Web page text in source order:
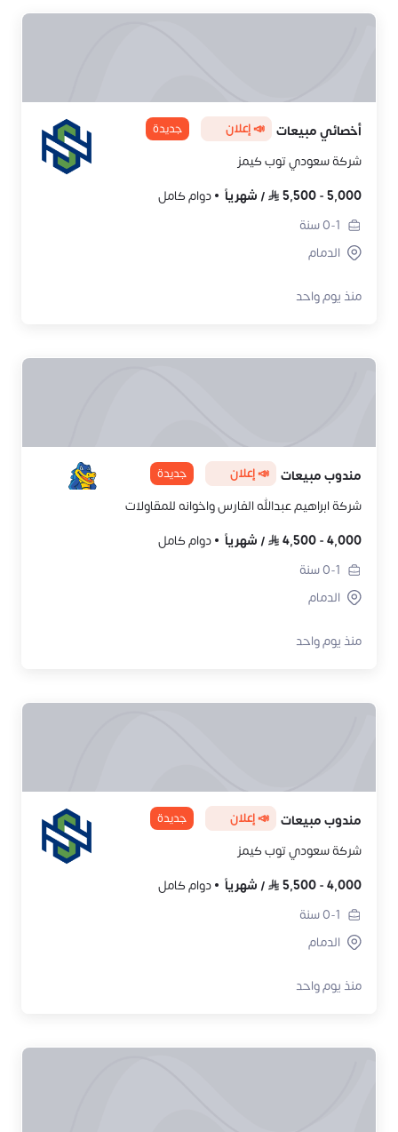
أخصائي مبيعات 📣 إعلان جديدة
شركة سعودي توب كيمز
5,000
-
5,500
/ شهرياً
دوام كامل
0-1سنة
الدمام
منذ يوم واحد
مندوب مبيعات 📣 إعلان جديدة
شركة ابراهيم عبدالله الفارس واخوانه للمقاولات
4,000
-
4,500
/ شهرياً
دوام كامل
0-1سنة
الدمام
منذ يوم واحد
مندوب مبيعات 📣 إعلان جديدة
شركة سعودي توب كيمز
4,000
-
5,500
/ شهرياً
دوام كامل
0-1سنة
الدمام
منذ يوم واحد